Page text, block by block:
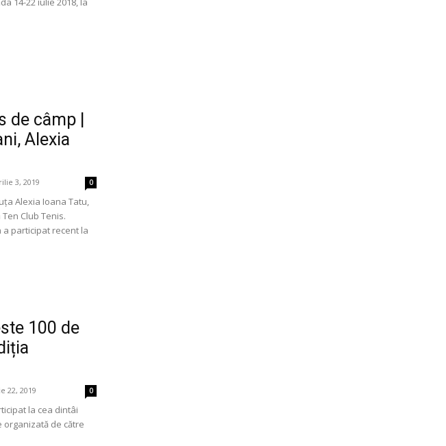
de câmp |
Alexia
3, 2019 0
Alexia Ioana Tatu,
Club Tenis.
a participat recent la
100 de
22, 2019 0
la cea dintâi
organizată de către